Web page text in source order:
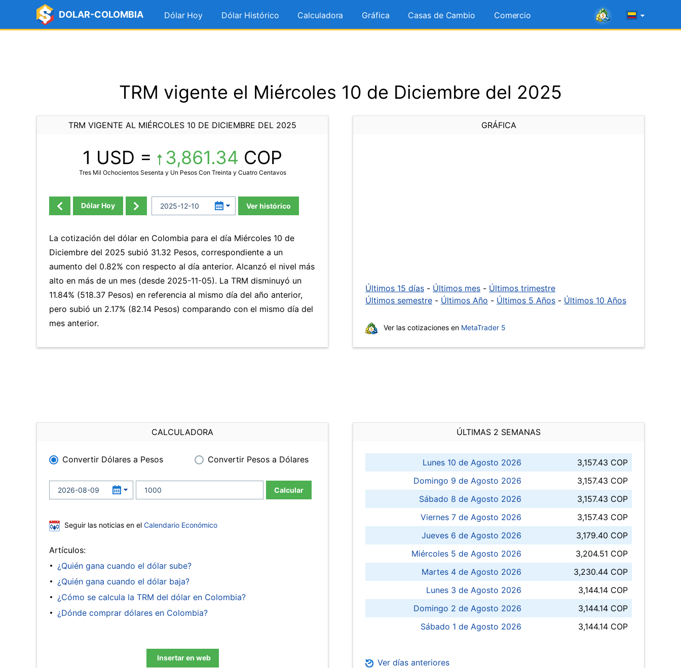
DOLAR-COLOMBIA Dólar Hoy Dólar Histórico Calculadora Gráfica Casas de Cambio Comercio
TRM vigente el Miércoles 10 de Diciembre del 2025
TRM VIGENTE AL MIÉRCOLES 10 DE DICIEMBRE DEL 2025
1 USD = 3,861.34 COP
Tres Mil Ochocientos Sesenta y Un Pesos Con Treinta y Cuatro Centavos
Dólar Hoy Ver histórico
La cotización del dólar en Colombia para el día Miércoles 10 de
Diciembre del 2025 subió 31.32 Pesos, correspondiente a un
aumento del 0.82% con respecto al día anterior. Alcanzó el nivel más
alto en más de un mes (desde 2025-11-05). La TRM disminuyó un
11.84% (518.37 Pesos) en referencia al mismo día del año anterior,
pero subió un 2.17% (82.14 Pesos) comparando con el mismo día del
mes anterior.
GRÁFICA
Últimos 15 días - Últimos mes - Últimos trimestre
Últimos semestre - Últimos Año - Últimos 5 Años - Últimos 10 Años
Ver las cotizaciones en MetaTrader 5
CALCULADORA
Convertir Dólares a Pesos Convertir Pesos a Dólares
Calcular
Seguir las noticias en el Calendario Económico
Artículos:
¿Quién gana cuando el dólar sube?
¿Quién gana cuando el dólar baja?
¿Cómo se calcula la TRM del dólar en Colombia?
¿Dónde comprar dólares en Colombia?
Insertar en web
ÚLTIMAS 2 SEMANAS
Lunes 10 de Agosto 2026
3,157.43 COP
Domingo 9 de Agosto 2026
3,157.43 COP
Sábado 8 de Agosto 2026
3,157.43 COP
Viernes 7 de Agosto 2026
3,157.43 COP
Jueves 6 de Agosto 2026
3,179.40 COP
Miércoles 5 de Agosto 2026
3,204.51 COP
Martes 4 de Agosto 2026
3,230.44 COP
Lunes 3 de Agosto 2026
3,144.14 COP
Domingo 2 de Agosto 2026
3,144.14 COP
Sábado 1 de Agosto 2026
3,144.14 COP
Ver días anteriores